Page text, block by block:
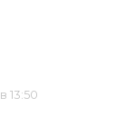
13:50